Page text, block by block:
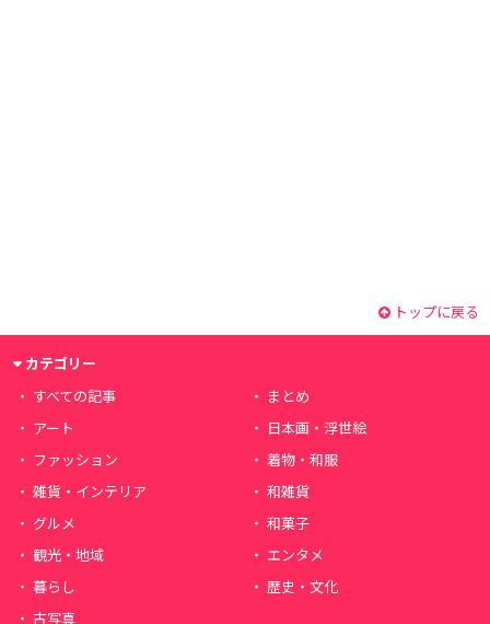
トップに戻る
カテゴリー
すべての記事
まとめ
アート
日本画・浮世絵
ファッション
着物・和服
雑貨・インテリア
和雑貨
グルメ
和菓子
観光・地域
エンタメ
暮らし
歴史・文化
古写真